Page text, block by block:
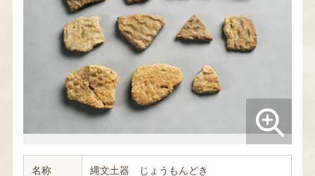
名称 縄文土器 じょうもんどき